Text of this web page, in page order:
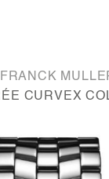
FRANCK
CURVEX